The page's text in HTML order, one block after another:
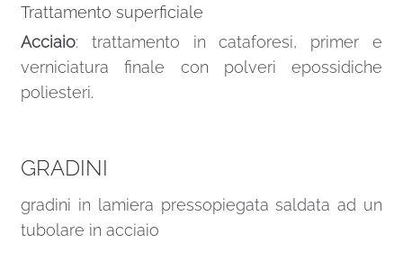
Trattamento superficiale
Acciaio: trattamento in cataforesi, primer e
verniciatura finale con polveri epossidiche
poliesteri.
GRADINI
gradini in lamiera pressopiegata saldata ad un
tubolare in acciaio